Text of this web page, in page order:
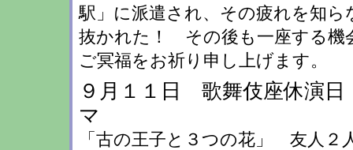
駅」に派遣され、その疲れを知
抜かれた！ その後も一座する機
ご冥福をお祈り申
９月１１日 歌舞伎座休演
マ
「古の王子と３つの花」 友人２